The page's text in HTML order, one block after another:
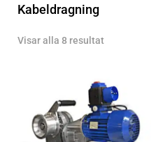
Kabeldragning
Visar alla 8 resultat